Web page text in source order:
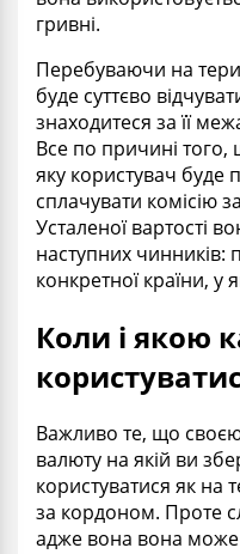
гривні.
Перебуваючи на
буде суттєво
знаходитеся за її
Все по причині того,
яку користувач буде
сплачувати комісію
Усталеної вартості
наступних чинників:
конкретної країни, у
Коли і якою
Важливо те, що
валюту на якій ви
користуватися як на
за кордоном. Проте
адже вона вона може